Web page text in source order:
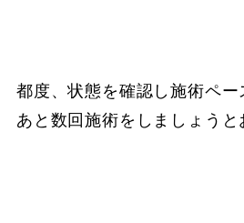
都度、状態を確認し施術ペー
あと数回施術をしましょうと